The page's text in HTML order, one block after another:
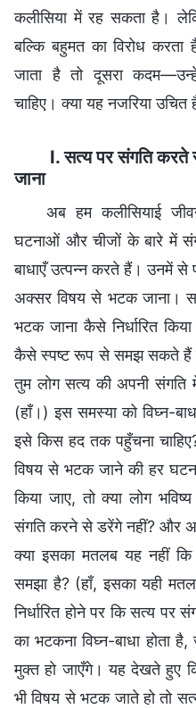
कलीसिया में रह सकता है।
बल्कि बहुमत का विरोध
जाता है तो दूसरा कदम—उन्हें
चाहिए। क्या यह नजरिया उचित
I. सत्य पर संगति
जाना
अब हम कलीसियाई
घटनाओं और चीजों के बारे में
बाधाएँ उत्पन्न करते हैं। उनमें
अक्सर विषय से भटक जाना।
भटक जाना कैसे निर्धारित
कैसे स्पष्ट रूप से समझ सकते हैं
तुम लोग सत्य की अपनी
(हाँ।) इस समस्या को विघ्न-
इसे किस हद तक पहुँचना
विषय से भटक जाने की हर
किया जाए, तो क्या लोग
संगति करने से डरेंगे नहीं? और
क्या इसका मतलब यह नहीं कि
समझा है? (हाँ, इसका यही
निर्धारित होने पर कि सत्य
का भटकना विघ्न-बाधा होता
मुक्त हो जाएँगे। यह देखते हुए
भी विषय से भटक जाते हो तो